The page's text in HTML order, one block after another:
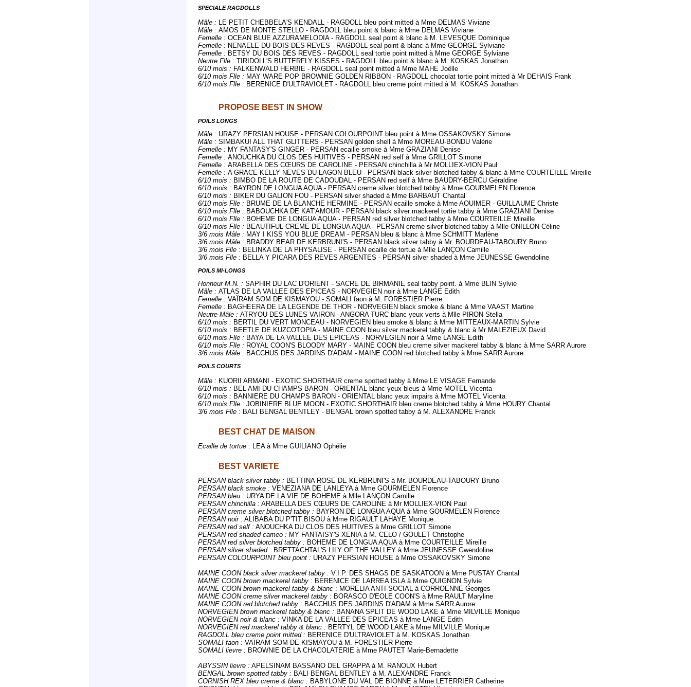
SPECIALE RAGDOLLS
Mâle : LE PETIT CHEBBELA'S KENDALL - RAGDOLL bleu point mitted à Mme DELMAS Viviane
Mâle : AMOS DE MONTE STELLO - RAGDOLL bleu point & blanc à Mme DELMAS Viviane
Femelle : OCEAN BLUE AZZURAMELODIA - RAGDOLL seal point & blanc à M. LEVESQUE Dominique
Femelle : NENAELE DU BOIS DES REVES - RAGDOLL seal point & blanc à Mme GEORGE Sylviane
Femelle : BETSY DU BOIS DES REVES - RAGDOLL seal tortie point mitted à Mme GEORGE Sylviane
Neutre Flle : TIRIDOLL'S BUTTERFLY KISSES - RAGDOLL bleu point & blanc à M. KOSKAS Jonathan
6/10 mois : FALKENWALD HERBIE - RAGDOLL seal point mitted à Mme MAHE Joëlle
6/10 mois Flle : MAY WARE POP BROWNIE GOLDEN RIBBON - RAGDOLL chocolat tortie point mitted à Mr DEHAIS Frank
6/10 mois Flle : BERENICE D'ULTRAVIOLET - RAGDOLL bleu creme point mitted à M. KOSKAS Jonathan
PROPOSE BEST IN SHOW
POILS LONGS
Mâle : URAZY PERSIAN HOUSE - PERSAN COLOURPOINT bleu point à Mme OSSAKOVSKY Simone
Mâle : SIMBAKUI ALL THAT GLITTERS - PERSAN golden shell à Mme MOREAU-BONDU Valérie
Femelle : MY FANTASY'S GINGER - PERSAN ecaille smoke à Mme GRAZIANI Denise
Femelle : ANOUCHKA DU CLOS DES HUITIVES - PERSAN red self à Mme GRILLOT Simone
Femelle : ARABELLA DES CŒURS DE CAROLINE - PERSAN chinchilla à Mr MOLLIEX-VION Paul
Femelle : A GRACE KELLY NEVES DU LAGON BLEU - PERSAN black silver blotched tabby & blanc à Mme COURTEILLE Mireille
6/10 mois : BIMBO DE LA ROUTE DE CADOUDAL - PERSAN red self à Mme BAUDRY-BERCU Géraldine
6/10 mois : BAYRON DE LONGUA AQUA - PERSAN creme silver blotched tabby à Mme GOURMELEN Florence
6/10 mois : BIKER DU GALION FOU - PERSAN silver shaded à Mme BARBAUT Chantal
6/10 mois Flle : BRUME DE LA BLANCHE HERMINE - PERSAN ecaille smoke à Mme AOUIMER - GUILLAUME Christe
6/10 mois Flle : BABOUCHKA DE KAT'AMOUR - PERSAN black silver mackerel tortie tabby à Mme GRAZIANI Denise
6/10 mois Flle : BOHEME DE LONGUA AQUA - PERSAN red silver blotched tabby à Mme COURTEILLE Mireille
6/10 mois Flle : BEAUTIFUL CREME DE LONGUA AQUA - PERSAN creme silver blotched tabby à Mlle ONILLON Céline
3/6 mois Mâle : MAY I KISS YOU BLUE DREAM - PERSAN bleu & blanc à Mme SCHMITT Marlène
3/6 mois Mâle : BRADDY BEAR DE KERBRUNI'S - PERSAN black silver tabby à Mr. BOURDEAU-TABOURY Bruno
3/6 mois Flle : BELINKA DE LA PHYSALISE - PERSAN ecaille de tortue à Mlle LANÇON Camille
3/6 mois Flle : BELLA Y PICARA DES REVES ARGENTES - PERSAN silver shaded à Mme JEUNESSE Gwendoline
POILS MI-LONGS
Honneur M.N. : SAPHIR DU LAC D'ORIENT - SACRE DE BIRMANIE seal tabby point. à Mme BLIN Sylvie
Mâle : ATLAS DE LA VALLEE DES EPICEAS - NORVEGIEN noir à Mme LANGE Edith
Femelle : VAÏRAM SOM DE KISMAYOU - SOMALI faon à M. FORESTIER Pierre
Femelle : BAGHEERA DE LA LEGENDE DE THOR - NORVEGIEN black smoke & blanc à Mme VAAST Martine
Neutre Mâle : ATRYOU DES LUNES VAIRON - ANGORA TURC blanc yeux verts à Mlle PIRON Stella
6/10 mois : BERTIL DU VERT MONCEAU - NORVEGIEN bleu smoke & blanc à Mme MITTEAUX-MARTIN Sylvie
6/10 mois : BEETLE DE KUZCOTOPIA - MAINE COON bleu silver mackerel tabby & blanc à Mr MALEZIEUX David
6/10 mois Flle : BAYA DE LA VALLEE DES EPICEAS - NORVEGIEN noir à Mme LANGE Edith
6/10 mois Flle : ROYAL COON'S BLOODY MARY - MAINE COON bleu creme silver mackerel tabby & blanc à Mme SARR Aurore
3/6 mois Mâle : BACCHUS DES JARDINS D'ADAM - MAINE COON red blotched tabby à Mme SARR Aurore
POILS COURTS
Mâle : KUORII ARMANI - EXOTIC SHORTHAIR creme spotted tabby à Mme LE VISAGE Fernande
6/10 mois : BEL AMI DU CHAMPS BARON - ORIENTAL blanc yeux bleus à Mme MOTEL Vicenta
6/10 mois : BANNIERE DU CHAMPS BARON - ORIENTAL blanc yeux impairs à Mme MOTEL Vicenta
6/10 mois Flle : JOBINIERE BLUE MOON - EXOTIC SHORTHAIR bleu creme blotched tabby à Mme HOURY Chantal
3/6 mois Flle : BALI BENGAL BENTLEY - BENGAL brown spotted tabby à M. ALEXANDRE Franck
BEST CHAT DE MAISON
Ecaille de tortue: LEA à Mme GUILIANO Ophélie
BEST VARIETE
PERSAN black silver tabby : BETTINA ROSE DE KERBRUNI'S à Mr. BOURDEAU-TABOURY Bruno
PERSAN black smoke : VENEZIANA DE LANLEYA à Mme GOURMELEN Florence
PERSAN bleu : URYA DE LA VIE DE BOHEME à Mlle LANÇON Camille
PERSAN chinchilla : ARABELLA DES CŒURS DE CAROLINE à Mr MOLLIEX-VION Paul
PERSAN creme silver blotched tabby : BAYRON DE LONGUA AQUA à Mme GOURMELEN Florence
PERSAN noir : ALIBABA DU P'TIT BISOU à Mme RIGAULT LAHAYE Monique
PERSAN red self : ANOUCHKA DU CLOS DES HUITIVES à Mme GRILLOT Simone
PERSAN red shaded cameo : MY FANTAISY'S XENIA à M. CELO / GOULET Christophe
PERSAN red silver blotched tabby : BOHEME DE LONGUA AQUA à Mme COURTEILLE Mireille
PERSAN silver shaded : BRETTACHTAL'S LILY OF THE VALLEY à Mme JEUNESSE Gwendoline
PERSAN COLOURPOINT bleu point : URAZY PERSIAN HOUSE à Mme OSSAKOVSKY Simone
MAINE COON black silver mackerel tabby : V.I.P. DES SHAGS DE SASKATOON à Mme PUSTAY Chantal
MAINE COON brown mackerel tabby : BERENICE DE LARREA ISLA à Mme QUIGNON Sylvie
MAINE COON brown mackerel tabby & blanc : MORELIA ANTI-SOCIAL à CORROENNE Georges
MAINE COON creme silver mackerel tabby : BORASCO D'EOLE COON'S à Mme RAULT Maryline
MAINE COON red blotched tabby : BACCHUS DES JARDINS D'ADAM à Mme SARR Aurore
NORVEGIEN brown mackerel tabby & blanc : BANANA SPLIT DE WOOD LAKE à Mme MILVILLE Monique
NORVEGIEN noir & blanc : VINKA DE LA VALLEE DES EPICEAS à Mme LANGE Edith
NORVEGIEN red mackerel tabby & blanc : BERTYL DE WOOD LAKE à Mme MILVILLE Monique
RAGDOLL bleu creme point mitted : BERENICE D'ULTRAVIOLET à M. KOSKAS Jonathan
SOMALI faon : VAÏRAM SOM DE KISMAYOU à M. FORESTIER Pierre
SOMALI lievre : BROWNIE DE LA CHACOLATERIE à Mme PAUTET Marie-Bernadette
ABYSSIN lievre : APELSINAM BASSANO DEL GRAPPA à M. RANOUX Hubert
BENGAL brown spotted tabby : BALI BENGAL BENTLEY à M. ALEXANDRE Franck
CORNISH REX bleu creme & blanc : BABYLONE DU VAL DE BIONNE à Mme LETERRIER Catherine